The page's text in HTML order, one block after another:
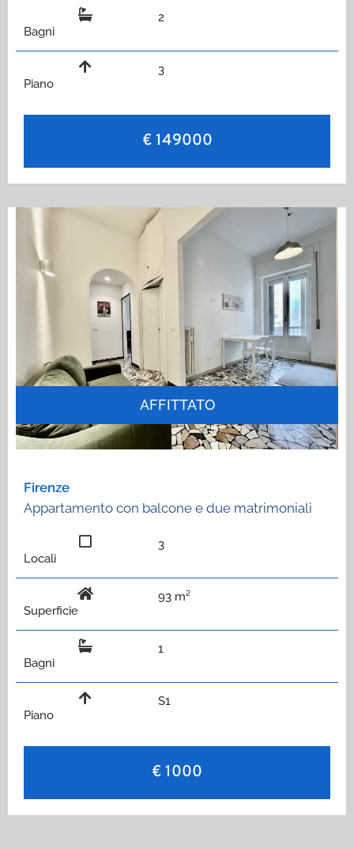
Bagni
2
Piano
3
€ 149000
AFFITTATO
Firenze
Appartamento con balcone e due matrimoniali
Locali
3
Superficie
93 m²
Bagni
1
Piano
S1
€ 1000